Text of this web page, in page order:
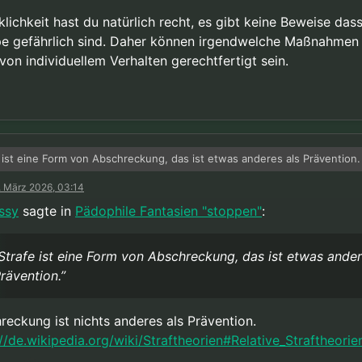
(nicht abstrakte!) Eigen- oder Fremdgefährdung vorliegt, können -
Mittel zur Verfügung stehen - auch freiheitsentziehende Maßnahmen,
eine konkrete Gefahr tatsächlich besteht) im Einzelfall
sein. Diese Einschätzung beschränkt sich aber auf das
hast du natürlich recht, es gibt keine Beweise
gefährlich sind. Daher können irgendwelche
individuellem Verhalten gerechtfertigt sein.
eine Form von Abschreckung, das ist etwas anderes als Prävention.
dieser Diskussion war die Annahme dass es Beweise gäbe
akute Gefahr darstellt, einfach weil wir pädophil sind. Beweise die es
wie ich mehrfach geschrieben habe!
meine Aussagen hier müssen unter dieser Annahme verstanden
hast du natürlich recht, es gibt keine Beweise dass wir als
sind. Daher können irgendwelche Maßnahmen nur auf Basis von
gerechtfertigt sein.
März 2026, 03:14
sagte in Pädophile Fantasien "stoppen":
ist eine Form von Abschreckung, das ist etwas
ist nichts anderes als Prävention.
de.wikipedia.org/wiki/